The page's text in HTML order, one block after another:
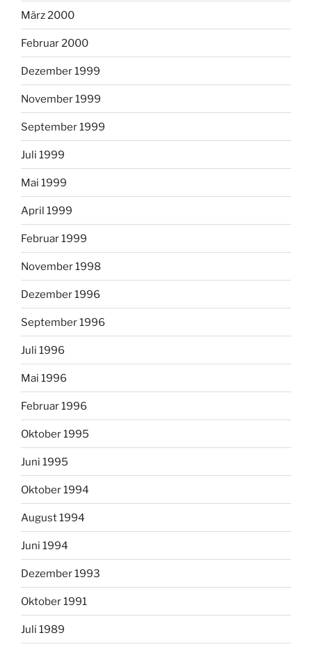
März 2000
Februar 2000
Dezember 1999
November 1999
September 1999
Juli 1999
Mai 1999
April 1999
Februar 1999
November 1998
Dezember 1996
September 1996
Juli 1996
Mai 1996
Februar 1996
Oktober 1995
Juni 1995
Oktober 1994
August 1994
Juni 1994
Dezember 1993
Oktober 1991
Juli 1989